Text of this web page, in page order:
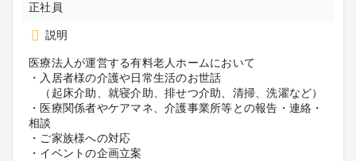
正社員
説明
医療法人が運営する有料老人ホームにおいて
・入居者様の介護や日常生活のお世話
（起床介助、就寝介助、排せつ介助、清掃、洗濯など）
・医療関係者やケアマネ、介護事業所等との報告・連絡・
相談
・ご家族様への対応
・イベントの企画立案